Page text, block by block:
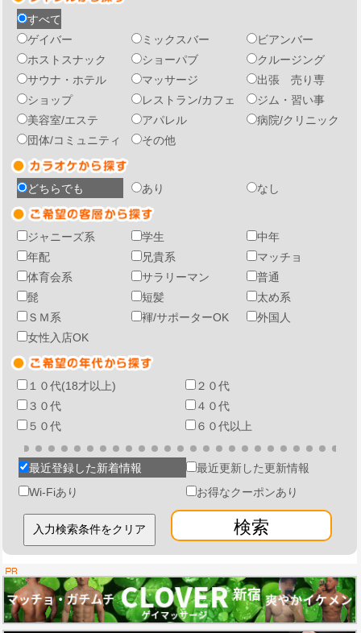
すべて
ゲイバー
ミックスバー
ビアンバー
ホストスナック
ショーパブ
クルージング
サウナ・ホテル
マッサージ
出張 売り専
ショップ
レストラン/カフェ
ジム・習い事
美容室/エステ
アパレル
病院/クリニック
団体/コミュニティ
その他
どちらでも あり なし
ジャニーズ系 学生
中年
年配
兄貴系
マッチョ
体育会系
サラリーマン
普通
髭
短髪
太め系
ＳＭ系
褌/サポーターOK
外国人
女性入店OK
１０代(18才以上)
２０代
３０代
４０代
５０代
６０代以上
最近登録した新着情報
最近更新した更新情報
Wi-Fiあり
お得なクーポンあり
検索